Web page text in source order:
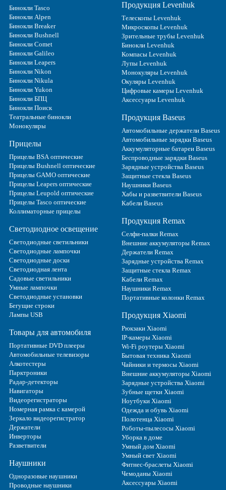
Бинокли Tasco
Бинокли Alpen
Бинокли Breaker
Бинокли Bushnell
Бинокли Comet
Бинокли Galileo
Бинокли Leapers
Бинокли Nikon
Бинокли Nikula
Бинокли Yukon
Бинокли БПЦ
Бинокли Поиск
Театральные бинокли
Монокуляры
Прицелы
Прицелы BSA оптические
Прицелы Bushnell оптические
Прицелы GAMO оптические
Прицелы Leapers оптические
Прицелы Leupold оптические
Прицелы Tasco оптические
Коллиматорные прицелы
Светодиодное освещение
Светодиодные светильники
Светодиодные лампочки
Светодиодные доски
Светодиодная лента
Садовые светильники
Умные лампочки
Светодиодные установки
Бегущие строки
Лампы USB
Товары для автомобиля
Портативные DVD плееры
Автомобильные телевизоры
Алкотестеры
Парктроники
Радар-детекторы
Навигаторы
Видеорегистраторы
Номерная рамка с камерой
Зеркало видеорегистратор
Держатели
Инверторы
Разветвители
Наушники
Одноразовые наушники
Проводные наушники
Продукция Levenhuk
Телескопы Levenhuk
Микроскопы Levenhuk
Зрительные трубы Levenhuk
Бинокли Levenhuk
Компасы Levenhuk
Лупы Levenhuk
Монокуляры Levenhuk
Окуляры Levenhuk
Цифровые камеры Levenhuk
Аксессуары Levenhuk
Продукция Baseus
Автомобильные держатели Baseus
Автомобильные зарядки Baseus
Аккумуляторные батареи Baseus
Беспроводные зарядки Baseus
Зарядные устройства Baseus
Защитные стекла Baseus
Наушники Baseus
Хабы и разветвители Baseus
Кабели Baseus
Продукция Remax
Селфи-палки Remax
Внешние аккумуляторы Remax
Держатели Remax
Зарядные устройства Remax
Защитные стекла Remax
Кабели Remax
Наушники Remax
Портативные колонки Remax
Продукция Xiaomi
Рюкзаки Xiaomi
IP-камеры Xiaomi
Wi-Fi роутеры Xiaomi
Бытовая техника Xiaomi
Чайники и термосы Xiaomi
Внешние аккумуляторы Xiaomi
Зарядные устройства Xiaomi
Зубные щетки Xiaomi
Ноутбуки Xiaomi
Одежда и обувь Xiaomi
Полотенца Xiaomi
Роботы-пылесосы Xiaomi
Уборка в доме
Умный дом Xiaomi
Умный свет Xiaomi
Фитнес-браслеты Xiaomi
Чемоданы Xiaomi
Аксессуары Xiaomi